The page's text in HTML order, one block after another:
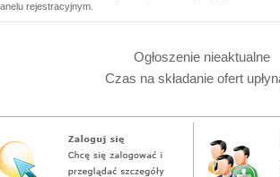
rejestracyjnym.
Ogłoszenie nieaktualne
Czas na składanie ofert